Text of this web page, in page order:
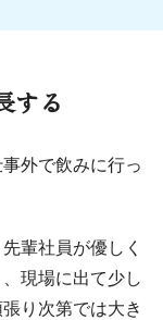
する
外で飲みに行っ
輩社員が優しく
現場に出て少し
り次第では大き